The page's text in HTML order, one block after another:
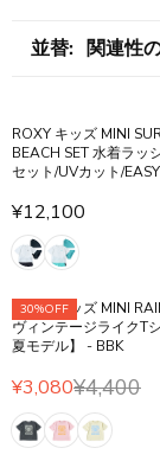
並替: 関連性
ROXY キッズ MINI
BEACH SET 水着ラッ
セット/UVカット/
R
E
G
L
A
P
I
¥12,100
30%OFF
ROXY キッズ MINI
ヴィンテージライクT
夏モデル】 - BBK
R
E
G
¥3,080¥4,400